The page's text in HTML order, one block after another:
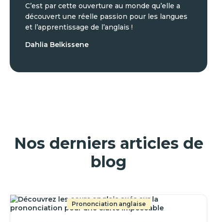
C’est par cette ouverture au monde qu’elle a
découvert une réelle passion pour les langues
et l’apprentissage de l’anglais !
Dahlia Belkissene
Nos derniers articles de
blog
Prononciation anglaise